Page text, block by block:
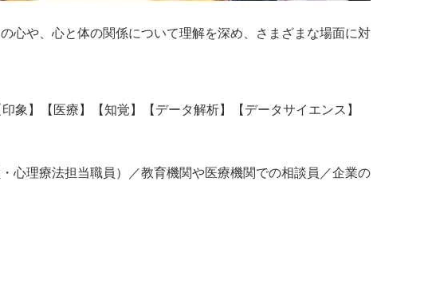
心や、心と体の関係について理解を深め、さまざまな場面に対
象】【医療】【知覚】【データ解析】【データサイエンス】
心理療法担当職員）／教育機関や医療機関での相談員／企業の